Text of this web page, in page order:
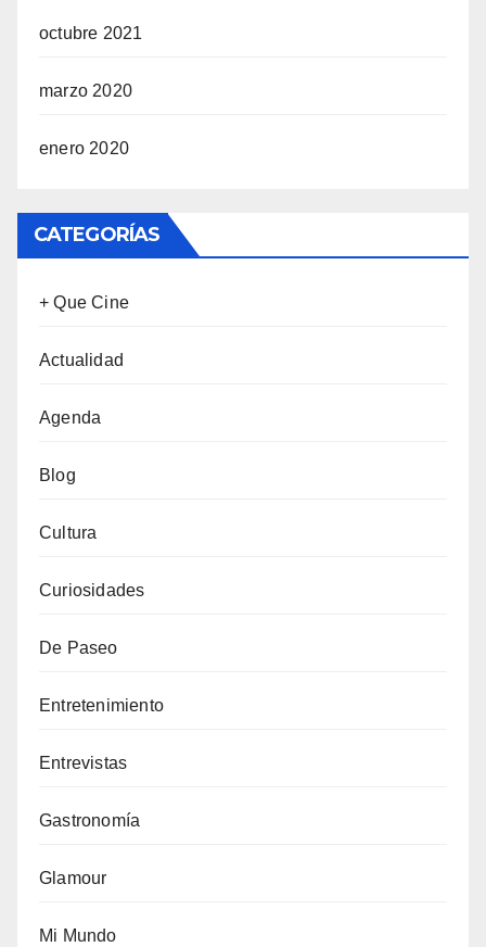
octubre 2021
marzo 2020
enero 2020
CATEGORÍAS
+ Que Cine
Actualidad
Agenda
Blog
Cultura
Curiosidades
De Paseo
Entretenimiento
Entrevistas
Gastronomía
Glamour
Mi Mundo